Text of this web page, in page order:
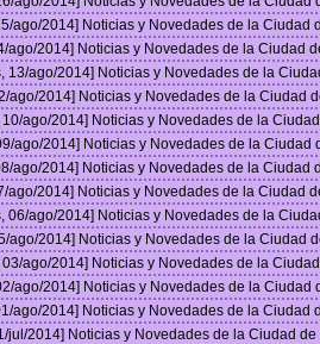
ago/2014] Noticias y Novedades de la Ciudad
ago/2014] Noticias y Novedades de la Ciudad
13/ago/2014] Noticias y Novedades de la
ago/2014] Noticias y Novedades de la Ciudad
10/ago/2014] Noticias y Novedades de la
ago/2014] Noticias y Novedades de la Ciudad
ago/2014] Noticias y Novedades de la Ciudad
ago/2014] Noticias y Novedades de la Ciudad
06/ago/2014] Noticias y Novedades de la
ago/2014] Noticias y Novedades de la Ciudad
03/ago/2014] Noticias y Novedades de la
ago/2014] Noticias y Novedades de la Ciudad
ago/2014] Noticias y Novedades de la Ciudad
jul/2014] Noticias y Novedades de la Ciudad